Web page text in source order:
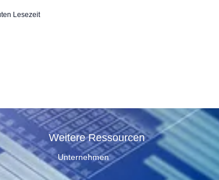
Lesezeit
Weitere Ressourcen
Unternehmen